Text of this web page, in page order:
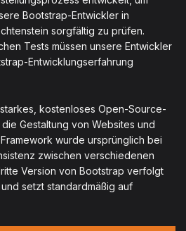
Bootstrap-Entwickler in
sorgfältig zu prüfen.
Tests müssen unsere Entwickler
Entwicklungserfahrung
kostenloses Open-Source-
Gestaltung von Websites und
wurde ursprünglich bei
zwischen verschiedenen
Version von Bootstrap verfolgt
setzt standardmäßig auf